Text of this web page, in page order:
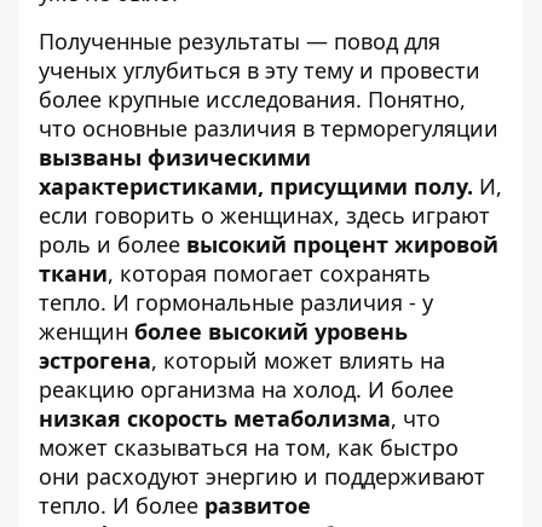
Полученные результаты — повод для
ученых углубиться в эту тему и провести
более крупные исследования. Понятно,
что основные различия в терморегуляции
вызваны физическими
характеристиками, присущими полу. И,
если говорить о женщинах, здесь играют
роль и более высокий процент жировой
ткани, которая помогает сохранять
тепло. И гормональные различия - у
женщин более высокий уровень
эстрогена, который может влиять на
реакцию организма на холод. И более
низкая скорость метаболизма, что
может сказываться на том, как быстро
они расходуют энергию и поддерживают
тепло. И более развитое